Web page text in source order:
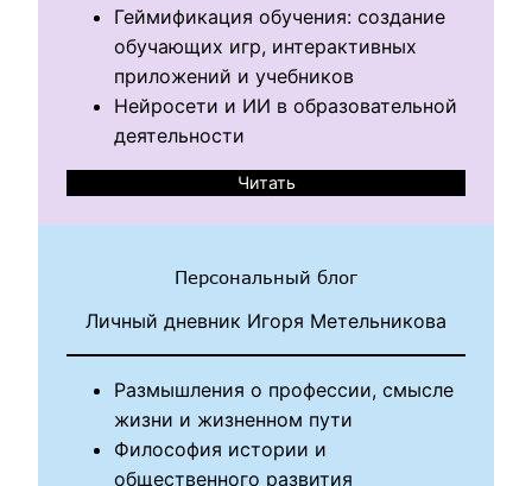
Геймификация обучения: создание
обучающих игр, интерактивных
приложений и учебников
Нейросети и ИИ в образовательной
деятельности
Читать
Персональный блог
Личный дневник Игоря Метельникова
Размышления о профессии, смысле
жизни и жизненном пути
Философия истории и
общественного развития